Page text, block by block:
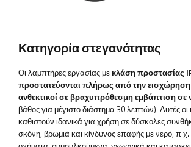
Κατηγορία στεγανότητας
Οι λαμπτήρες εργασίας με κλάση προστασίας
προστατεύονται πλήρως από την εισχώρηση
ανθεκτικοί σε βραχυπρόθεσμη εμβάπτιση σε
βάθος για μέγιστο διάστημα 30 λεπτών). Αυτές οι
καθιστούν ιδανικά για χρήση σε δύσκολες
σκόνη, βρωμιά και κίνδυνος επαφής με νερό,